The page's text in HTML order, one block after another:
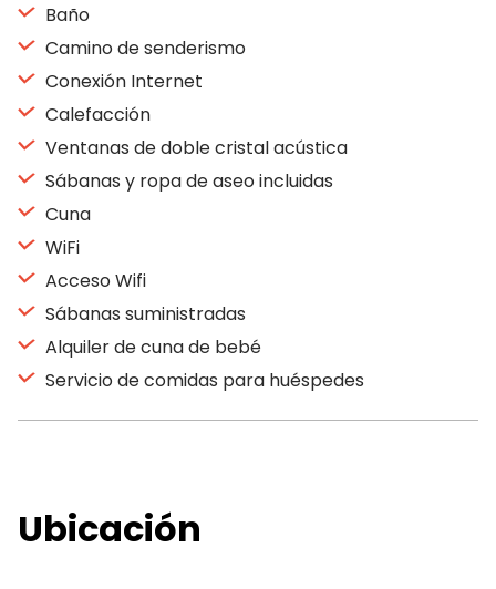
Baño
Camino de senderismo
Conexión Internet
Calefacción
Ventanas de doble cristal acústica
Sábanas y ropa de aseo incluidas
Cuna
WiFi
Acceso Wifi
Sábanas suministradas
Alquiler de cuna de bebé
Servicio de comidas para huéspedes
Ubicación